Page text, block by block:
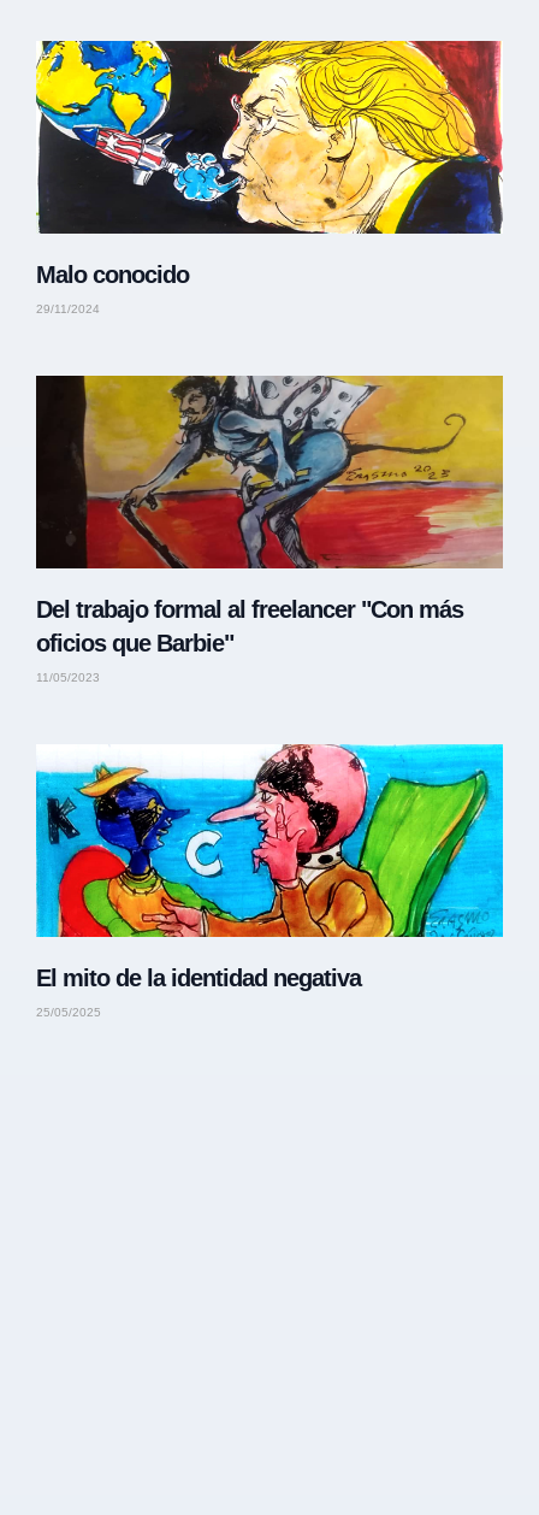
Malo conocido
29/11/2024
Del trabajo formal al freelancer "Con más
oficios que Barbie"
11/05/2023
El mito de la identidad negativa
25/05/2025